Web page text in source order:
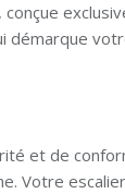
et de
Votre